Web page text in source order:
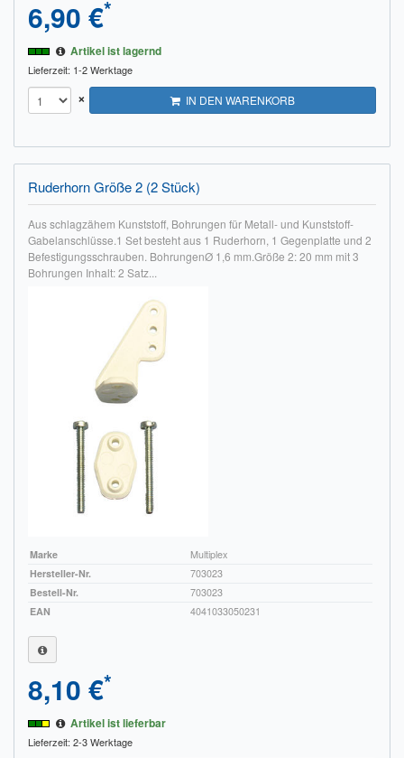
Impressum
FAQ
ÜBER UNS
Was wir bieten
Unsere Philosophie
KONTAKT
MEIN KONTO
6,90 €*
Artikel ist lagernd
Lieferzeit: 1-2 Werktage
× IN DEN WARENKORB
Ruderhorn Größe 2 (2 Stück)
Aus schlagzähem Kunststoff, Bohrungen für Metall- und Kunststoff-
Gabelanschlüsse.1 Set besteht aus 1 Ruderhorn, 1 Gegenplatte und 2
Befestigungsschrauben. BohrungenØ 1,6 mm.Größe 2: 20 mm mit 3
Bohrungen Inhalt: 2 Satz...
Marke
Multiplex
Hersteller-Nr.
703023
Bestell-Nr.
703023
EAN
4041033050231
8,10 €*
Artikel ist lieferbar
Lieferzeit: 2-3 Werktage